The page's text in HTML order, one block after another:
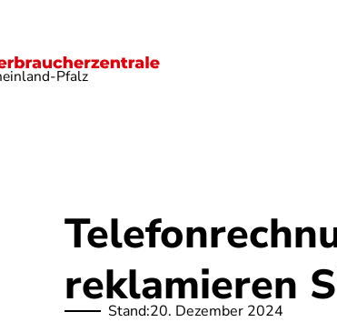
Pfalz
Finanzen & Versicherung
reklamieren
Stand:20. Dezember 2024